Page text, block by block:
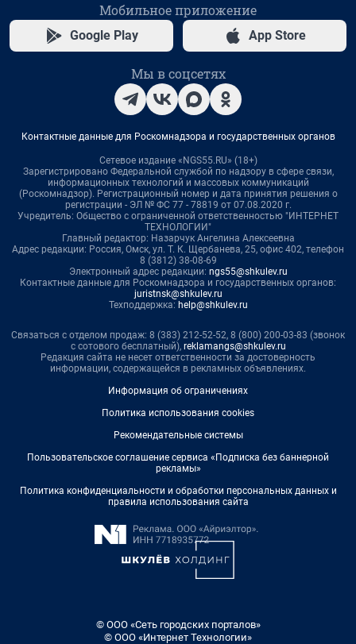
Мобильное приложение
Google Play App Store
Мы в соцсетях
Контактные данные для Роскомнадзора и государственных органов
Сетевое издание «NGS55.RU» (18+)
Зарегистрировано Федеральной службой по надзору в сфере связи,
информационных технологий и массовых коммуникаций
(Роскомнадзор). Регистрационный номер и дата принятия решения о
регистрации - ЭЛ № ФС 77 - 78819 от 07.08.2020 г.
Учредитель: Общество с ограниченной ответственностью "ИНТЕРНЕТ
ТЕХНОЛОГИИ"
Главный редактор: Назарчук Ангелина Алексеевна
Адрес редакции: Россия, Омск, ул. Т. К. Щербанева, 25, офис 402, телефон
8 (3812) 38-08-69
Электронный адрес редакции: ngs55@shkulev.ru
Контактные данные для Роскомнадзора и государственных органов:
juristnsk@shkulev.ru
Техподдержка: help@shkulev.ru
Связаться с отделом продаж: 8 (383) 212-52-52, 8 (800) 200-03-83 (звонок
с сотового бесплатный), reklamangs@shkulev.ru
Редакция сайта не несет ответственности за достоверность
информации, содержащейся в рекламных объявлениях.
Информация об ограничениях
Политика использования cookies
Рекомендательные системы
Пользовательское соглашение сервиса «Подписка без баннерной
рекламы»
Политика конфиденциальности и обработки персональных данных и
правила использования сайта
© ООО «Сеть городских порталов»
© ООО «Интернет Технологии»